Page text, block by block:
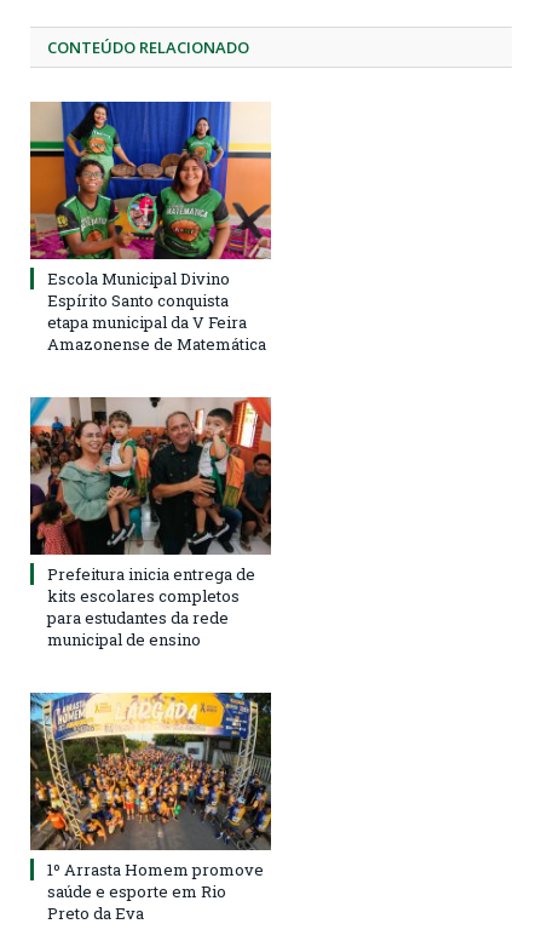
CONTEÚDO RELACIONADO
Escola Municipal Divino
Espírito Santo conquista
etapa municipal da V Feira
Amazonense de Matemática
Prefeitura inicia entrega de
kits escolares completos
para estudantes da rede
municipal de ensino
1º Arrasta Homem promove
saúde e esporte em Rio
Preto da Eva